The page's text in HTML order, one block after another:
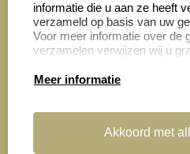
Cadeaubonnen
informatie die u aan ze heeft
verzameld op basis van uw
Voor meer informatie over de
verzamelen verwijzen wij u
Meer informatie
Akkoord met